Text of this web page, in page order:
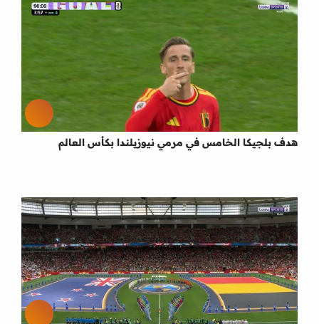
هدف بلجيكا الخامس في مرمي نيوزيلندا بكأس العالم